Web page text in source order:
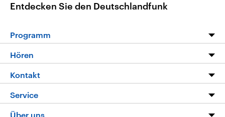
Entdecken Sie den Deutschlandfunk
Programm
Programm
Die Nachrichten
Nachrichtenleicht
Hören
Livestream
Podcasts
Kontakt
Hörerservice
Service
FAQ
Über uns